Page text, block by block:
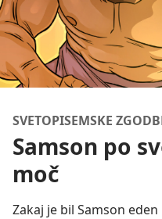
SVETOPISEMSKE
Samson po
moč
Zakaj je bil Samson